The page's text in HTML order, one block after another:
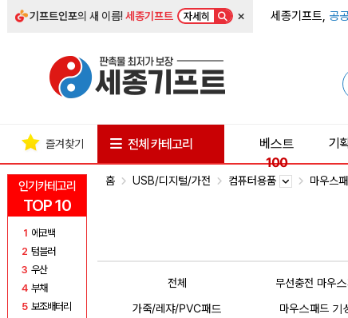
기프트인포의 새 이름!세종기프트 자세히 × 세종기프트, 공
인기카테고리
TOP 10
1 에코백
2 텀블러
3 우산
4 부채
5 보조배터리
즐겨찾기 전체 카테고리
베스트
100
기
홈 USB/디지털/가전 컴퓨터용품 마우스
전체 무선충전 마우
가죽/레쟈/PVC패드
마우스패드 기